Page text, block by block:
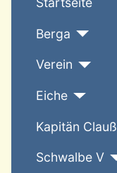
Berga
Verein
Eiche
Kapitän Clauß
Schwalbe V